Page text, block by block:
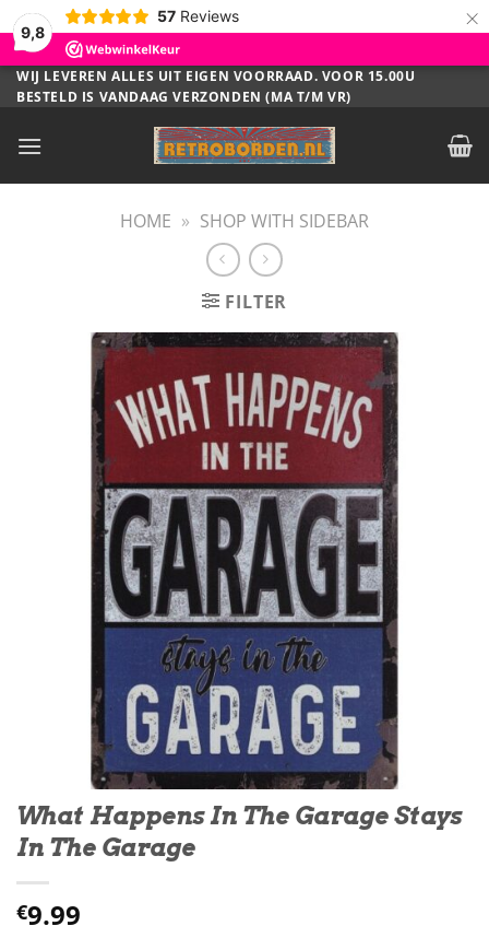
9,8
57 Reviews ×
Ga
naar
WIJ LEVEREN ALLES UIT EIGEN VOORRAAD. VOOR 15.00U
BESTELD IS VANDAAG VERZONDEN (MA T/M VR)
HOME » SHOP WITH SIDEBAR
FILTER
What Happens In The Garage Stays
In The Garage
€9.99